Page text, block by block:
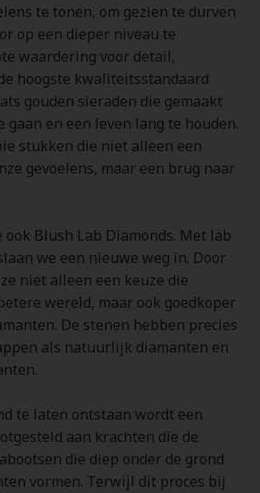
te tonen, om gezien te durven
op een dieper niveau te
waardering voor detail,
hoogste kwaliteitsstandaard
gouden sieraden die gemaakt
gaan en een leven lang te houden.
stukken die niet alleen een
gevoelens, maar een brug naar
Blush Lab Diamonds. Met lab
we een nieuwe weg in. Door
niet alleen een keuze die
wereld, maar ook goedkoper
De stenen hebben precies
als natuurlijk diamanten en
te laten ontstaan wordt een
aan krachten die de
die diep onder de grond
vormen. Terwijl dit proces bij